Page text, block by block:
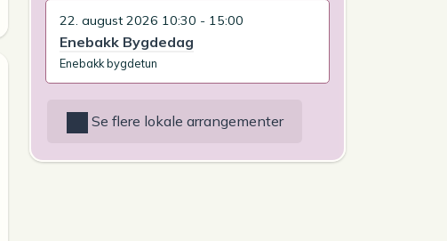
22. august 2026 10:30 - 15:00
Enebakk Bygdedag
Enebakk bygdetun
Se flere lokale arrangementer